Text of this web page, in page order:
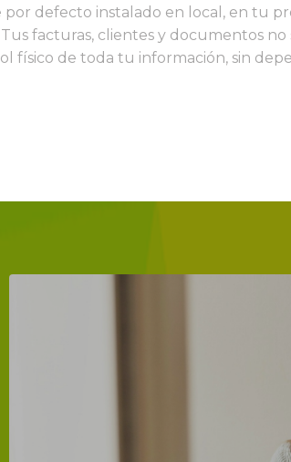
por defecto instalado en local, en tu
facturas, clientes y documentos
físico de toda tu información, sin